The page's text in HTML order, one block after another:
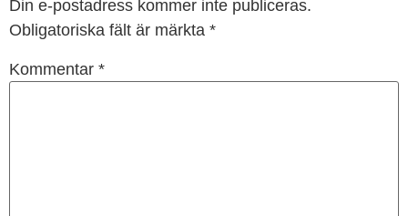
Din e-postadress kommer inte publiceras.
Obligatoriska fält är märkta *
Kommentar *